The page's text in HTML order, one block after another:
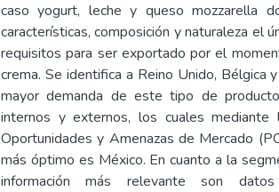
caso yogurt, leche y queso mozzarella
características, composición y naturaleza el
requisitos para ser exportado por el
crema. Se identifica a Reino Unido, Bélgica
mayor demanda de este tipo de
internos y externos, los cuales
Oportunidades y Amenazas de Mercado
más óptimo es México. En cuanto a la
información más relevante son